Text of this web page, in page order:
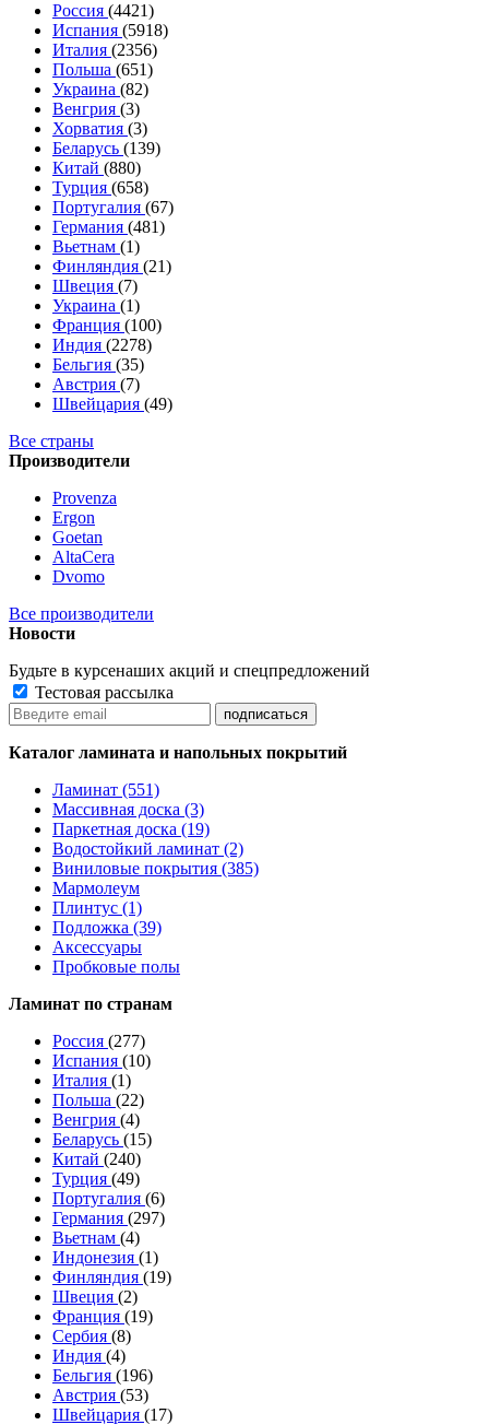
Россия (4421)
Испания (5918)
Италия (2356)
Польша (651)
Украина (82)
Венгрия (3)
Хорватия (3)
Беларусь (139)
Китай (880)
Турция (658)
Португалия (67)
Германия (481)
Вьетнам (1)
Финляндия (21)
Швеция (7)
Украина (1)
Франция (100)
Индия (2278)
Бельгия (35)
Австрия (7)
Швейцария (49)
Все страны
Производители
Provenza
Ergon
Goetan
AltaСera
Dvomo
Все производители
Новости
Будьте в курсенаших акций и спецпредложений
Тестовая рассылка
Каталог ламината и напольных покрытий
Ламинат (551)
Массивная доска (3)
Паркетная доска (19)
Водостойкий ламинат (2)
Виниловые покрытия (385)
Мармолеум
Плинтус (1)
Подложка (39)
Аксессуары
Пробковые полы
Ламинат по странам
Россия (277)
Испания (10)
Италия (1)
Польша (22)
Венгрия (4)
Беларусь (15)
Китай (240)
Турция (49)
Португалия (6)
Германия (297)
Вьетнам (4)
Индонезия (1)
Финляндия (19)
Швеция (2)
Франция (19)
Сербия (8)
Индия (4)
Бельгия (196)
Австрия (53)
Швейцария (17)